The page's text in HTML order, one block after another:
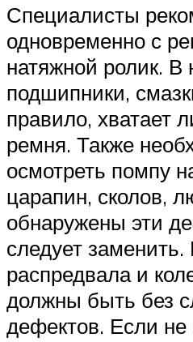
Специалисты
одновременно с
натяжной ролик. В
подшипники,
правило, хватает
ремня. Также
осмотреть помпу
царапин, сколов,
обнаружены эти
следует
распредвала и
должны быть без
дефектов. Если